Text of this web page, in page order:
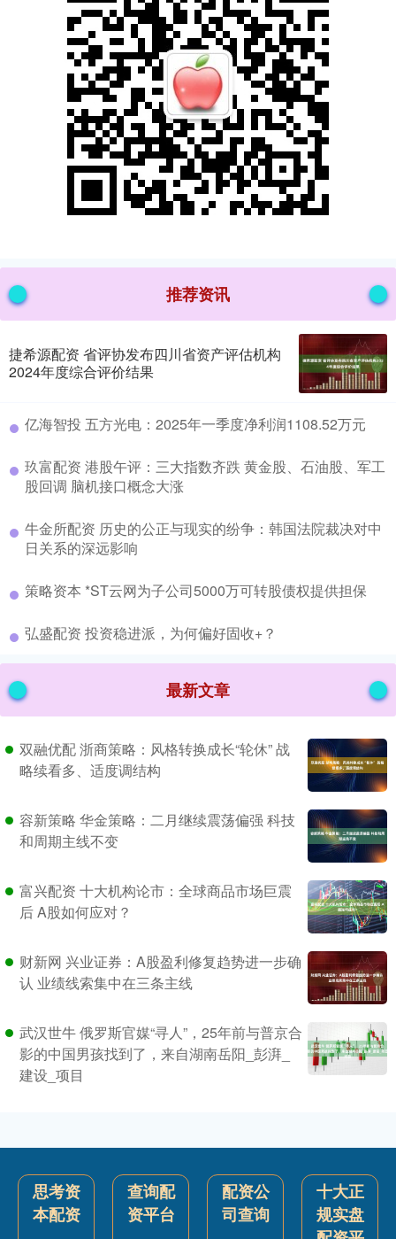
推荐资讯
捷希源配资 省评协发布四川省资产评估机构
2024年度综合评价结果
​亿海智投 五方光电：2025年一季度净利润1108.52万元
​玖富配资 港股午评：三大指数齐跌 黄金股、石油股、军工
股回调 脑机接口概念大涨
​牛金所配资 历史的公正与现实的纷争：韩国法院裁决对中
日关系的深远影响
​策略资本 *ST云网为子公司5000万可转股债权提供担保
​弘盛配资 投资稳进派，为何偏好固收+？
最新文章
双融优配 浙商策略：风格转换成长“轮休” 战
略续看多、适度调结构
容新策略 华金策略：二月继续震荡偏强 科技
和周期主线不变
富兴配资 十大机构论市：全球商品市场巨震
后 A股如何应对？
财新网 兴业证券：A股盈利修复趋势进一步确
认 业绩线索集中在三条主线
武汉世牛 俄罗斯官媒“寻人”，25年前与普京合
影的中国男孩找到了，来自湖南岳阳_彭湃_
建设_项目
思考资
本配资
查询配
资平台
配资公
司查询
十大正
规实盘